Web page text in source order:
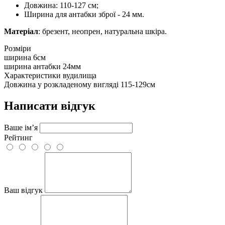
Довжина: 110-127 см;
Ширина для антабки зброї - 24 мм.
Матеріал: брезент, неопрен, натуральна шкіра.
Розміри
ширина 6см
ширина антабки 24мм
Характеристики вудилища
Довжина у розкладеному вигляді 115-129см
Написати відгук
Ваше ім’я
Рейтинг
Ваш відгук